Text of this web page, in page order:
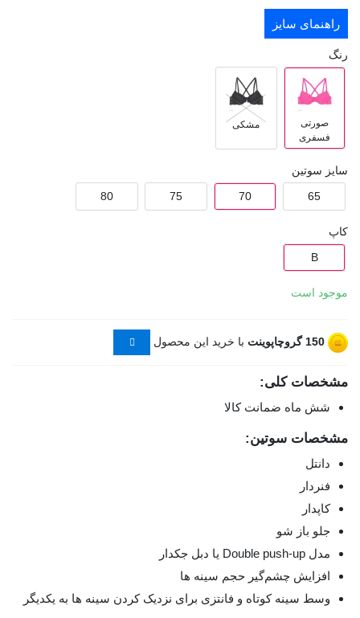
راهنمای سایز
رنگ
صورتی
فسفری
مشکی
سایز سوتین
65
70
75
80
کاپ
B
موجود است
150 گروچاپوینت با خرید این محصول
مشخصات کلی:
شش ماه ضمانت کالا
مشخصات سوتین:
دانتل
فنردار
کاپدار
جلو باز شو
مدل Double push-up یا دبل جکدار
افزایش چشم‌گیر حجم سینه ها
وسط سینه کوتاه و فانتزی برای نزدیک کردن سینه ها به یکدیگر